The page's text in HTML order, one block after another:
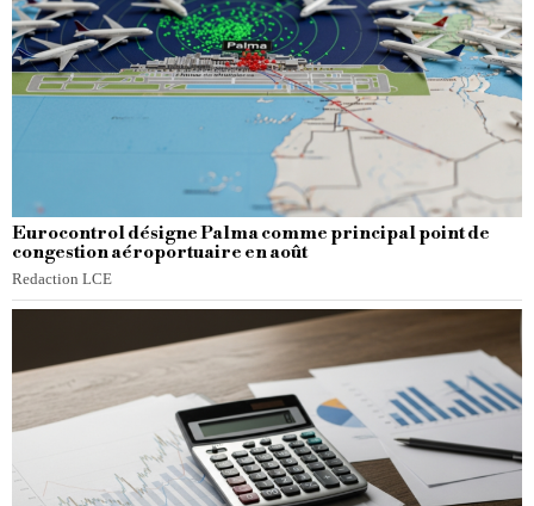
Eurocontrol désigne Palma comme principal point de
congestion aéroportuaire en août
Redaction LCE